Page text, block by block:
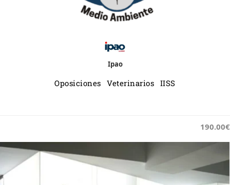
Ipao
Oposiciones Veterinarios IISS
190.00€